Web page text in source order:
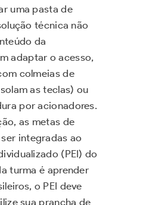
uma pasta de
técnica não
da
adaptar o acesso,
colmeias de
as teclas) ou
por acionadores.
as metas de
integradas ao
(PEI) do
turma é aprender
o PEI deve
sua prancha de